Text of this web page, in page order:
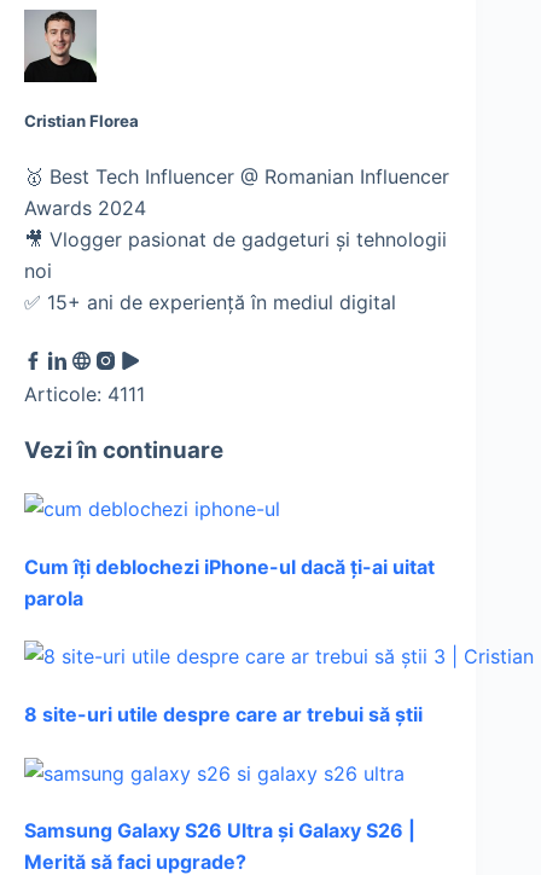
Cristian Florea
🥇 Best Tech Influencer @ Romanian Influencer
Awards 2024
🎥 Vlogger pasionat de gadgeturi și tehnologii
noi
✅ 15+ ani de experiență în mediul digital
Articole: 4111
Vezi în continuare
Cum îți deblochezi iPhone-ul dacă ți-ai uitat
parola
8 site-uri utile despre care ar trebui să știi
Samsung Galaxy S26 Ultra și Galaxy S26 |
Merită să faci upgrade?